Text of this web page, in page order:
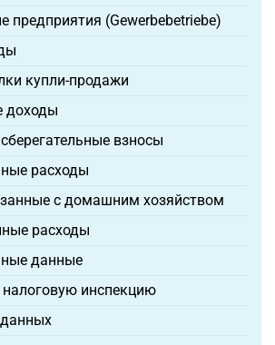
предприятия (Gewerbebetriebe)
купли-продажи
доходы
взносы
расходы
с домашним хозяйством
расходы
данные
инспекцию